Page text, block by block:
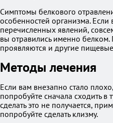
Симптомы белкового
особенностей организма. Если
перечисленных явлений,
вы отравились именно
проявляются и другие
Методы лечения
Если вам внезапно стало
попробуйте сначала сходить в
сделать это не получается,
попробуйте сделать клизму.